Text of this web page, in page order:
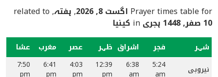
Prayer times table for اگست 8, 2026 ,ہفتہ, related to
10 صفر, 1448 ہجری in کینیا
شہر فجر اشراق ظہر عصر مغرب عشا
نیروبی
5:24
am
6:38
am
12:39
pm
4:03
pm
6:41
pm
7:50
pm